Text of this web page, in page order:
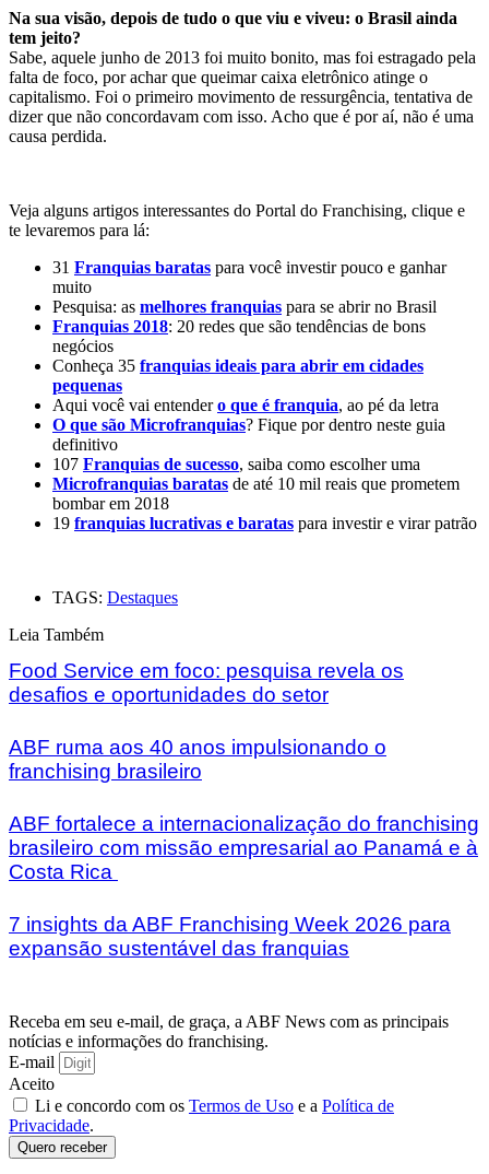
Na sua visão, depois de tudo o que viu e viveu: o Brasil ainda
tem jeito?
Sabe, aquele junho de 2013 foi muito bonito, mas foi estragado pela
falta de foco, por achar que queimar caixa eletrônico atinge o
capitalismo. Foi o primeiro movimento de ressurgência, tentativa de
dizer que não concordavam com isso. Acho que é por aí, não é uma
causa perdida.
Veja alguns artigos interessantes do Portal do Franchising, clique e
te levaremos para lá:
31 Franquias baratas para você investir pouco e ganhar
muito
Pesquisa: as melhores franquias para se abrir no Brasil
Franquias 2018: 20 redes que são tendências de bons
negócios
Conheça 35 franquias ideais para abrir em cidades
pequenas
Aqui você vai entendero que é franquia, ao pé da letra
O que são Microfranquias? Fique por dentro neste guia
definitivo
107 Franquias de sucesso, saiba como escolher uma
Microfranquias baratas de até 10 mil reais que prometem
bombar em 2018
19 franquias lucrativas e baratas para investir e virar patrão
TAGS: Destaques
Leia Também
Food Service em foco: pesquisa revela os
desafios e oportunidades do setor
ABF ruma aos 40 anos impulsionando o
franchising brasileiro
ABF fortalece a internacionalização do franchising
brasileiro com missão empresarial ao Panamá e à
Costa Rica
7 insights da ABF Franchising Week 2026 para
expansão sustentável das franquias
Receba em seu e-mail, de graça, a ABF News com as principais
notícias e informações do franchising.
E-mail
Aceito
Li e concordo com os Termos de Uso e a Política de
Privacidade.
Quero receber